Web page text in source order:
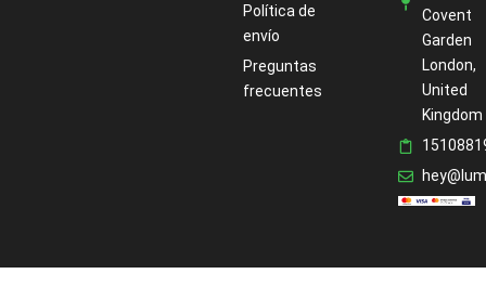
Política de
envío
Preguntas
frecuentes
Covent
Garden
London,
United
Kingdom